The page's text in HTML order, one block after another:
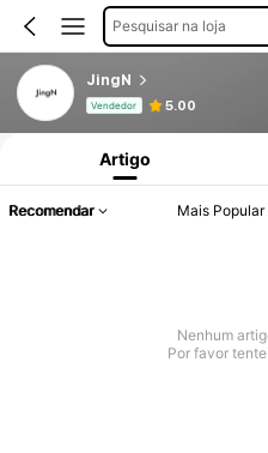
Pesquisar na loja
JingN
Vendedor 5.00
Informações do Produto: Divulgação
Artigo
Recomendar Mais Popular
Nenhum
Por favor